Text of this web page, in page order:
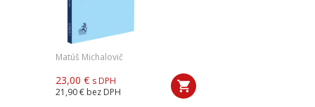
Matúš Michalovič
23,00 € s DPH
21,90 € bez DPH